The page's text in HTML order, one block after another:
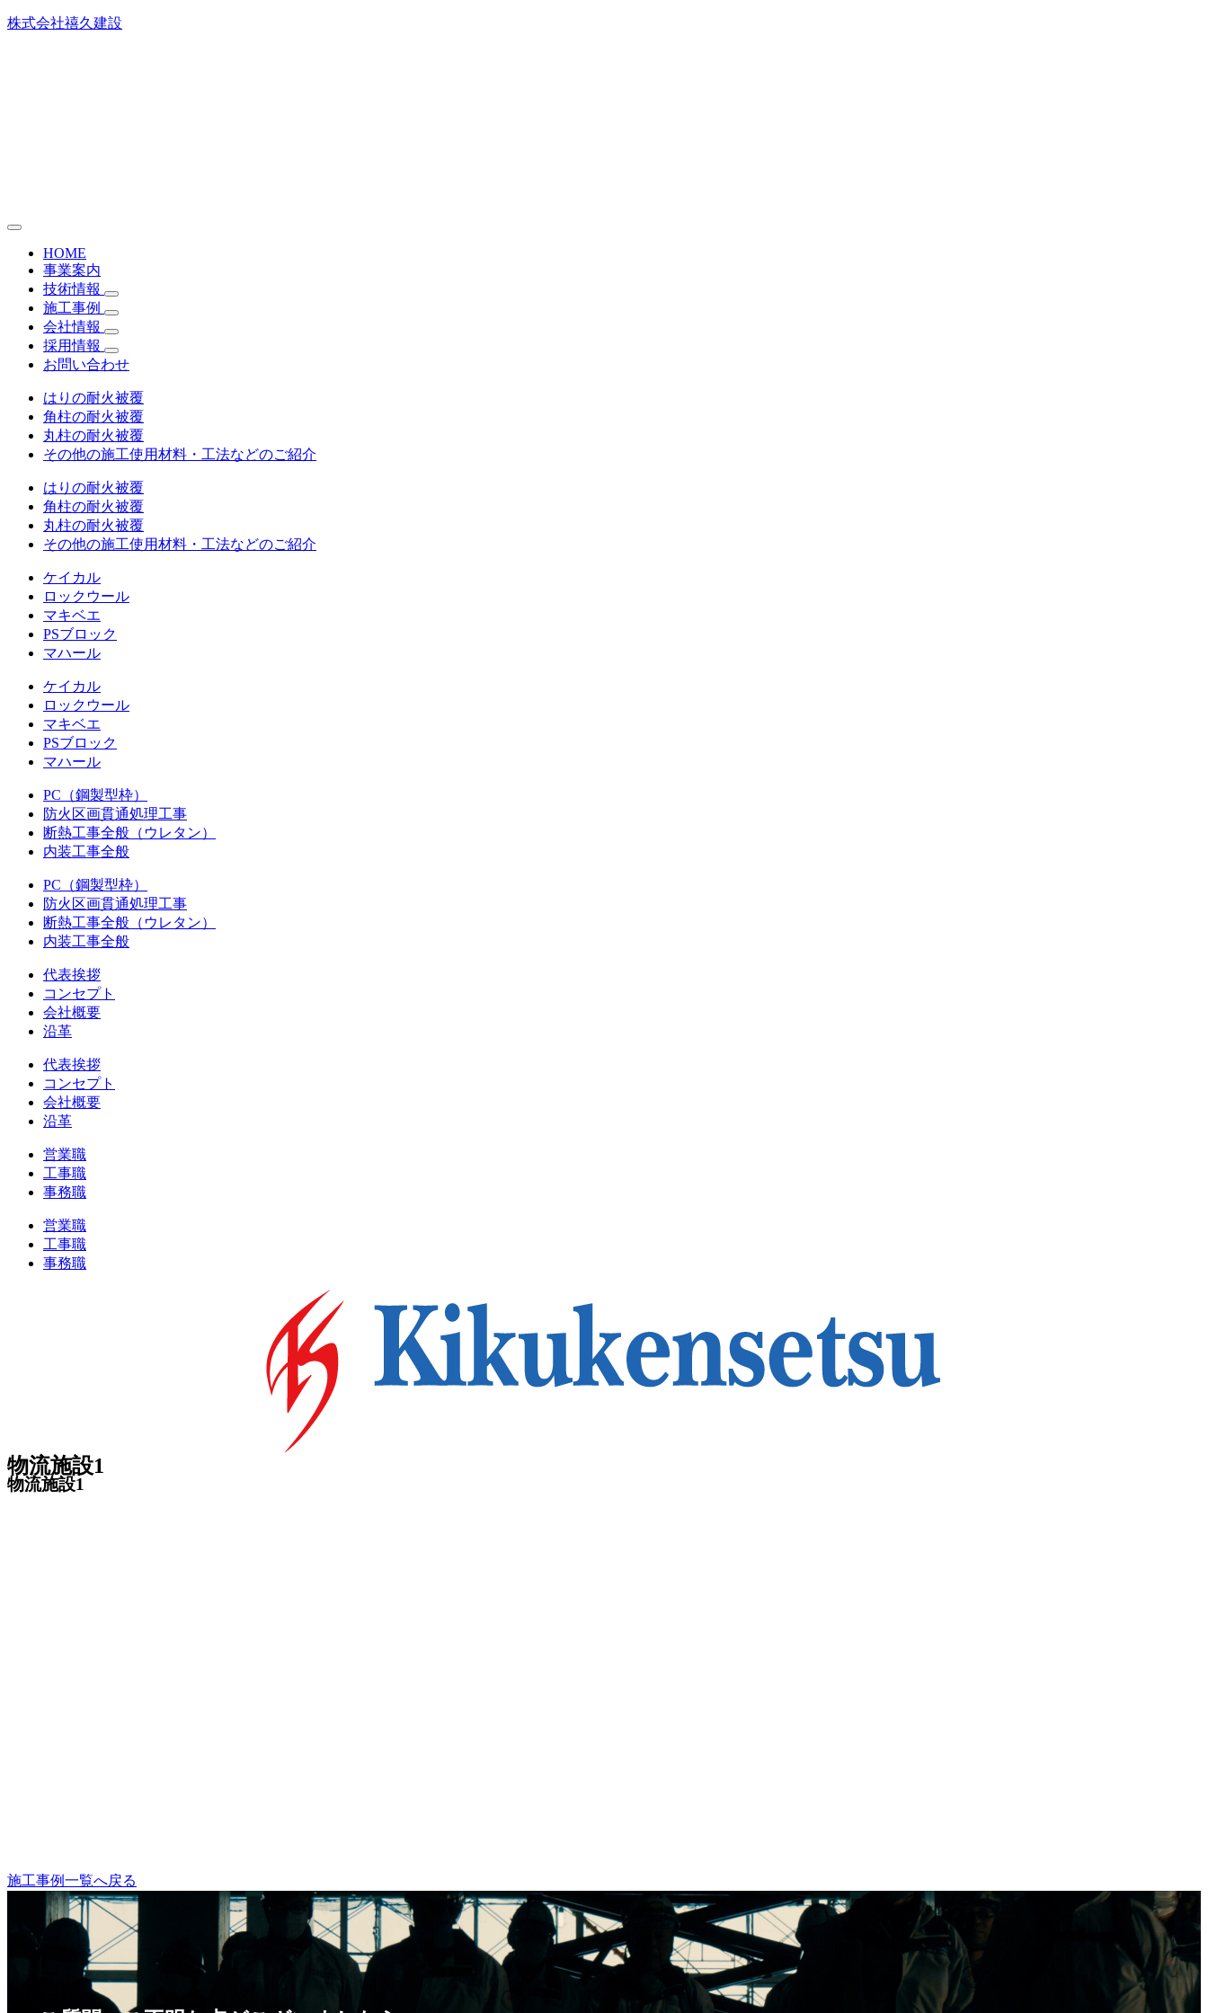
株式会社禧久建設
HOME
事業案内
技術情報
施工事例
会社情報
採用情報
お問い合わせ
はりの耐火被覆
角柱の耐火被覆
丸柱の耐火被覆
その他の施工使用材料・工法などのご紹介
はりの耐火被覆
角柱の耐火被覆
丸柱の耐火被覆
その他の施工使用材料・工法などのご紹介
ケイカル
ロックウール
マキベエ
PSブロック
マハール
ケイカル
ロックウール
マキベエ
PSブロック
マハール
PC（鋼製型枠）
防火区画貫通処理工事
断熱工事全般（ウレタン）
内装工事全般
PC（鋼製型枠）
防火区画貫通処理工事
断熱工事全般（ウレタン）
内装工事全般
代表挨拶
コンセプト
会社概要
沿革
代表挨拶
コンセプト
会社概要
沿革
営業職
工事職
事務職
営業職
工事職
事務職
物流施設1
物流施設1
施工事例一覧へ戻る